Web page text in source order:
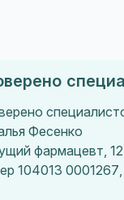
Фесенко
фармацевт,
104013